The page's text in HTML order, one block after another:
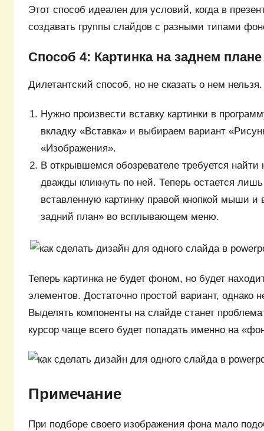
Этот способ идеален для условий, когда в
создавать группы слайдов с разными типами
Способ 4: Картинка на заднем плане
Дилетантский способ, но не сказать о нем нельзя.
Нужно произвести вставку картинки в
вкладку «Вставка» и выбираем вариант
«Изображения».
В открывшемся обозревателе требуется найти
дважды кликнуть по ней. Теперь остается
вставленную картинку правой кнопкой мыши и
задний план» во всплывающем меню.
Теперь картинка не будет фоном, но будет
элементов. Достаточно простой вариант, однако
Выделять компоненты на слайде станет
курсор чаще всего будет попадать именно на
Примечание
При подборе своего изображения фона мало